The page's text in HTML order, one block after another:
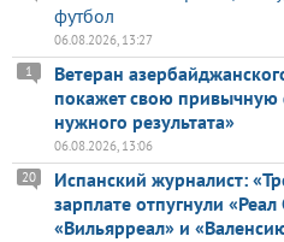
футбол
06.08.2026, 13:27
Ветеран
покажет свою привычную
нужного результата»
1
06.08.2026, 13:06
Испанский журналист:
зарплате отпугнули
«Вильярреал» и
20